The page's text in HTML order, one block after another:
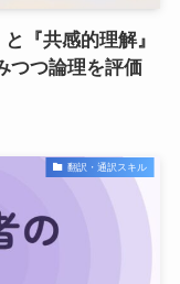
『共感的理解』
つつ論理を評価
翻訳・通訳スキル